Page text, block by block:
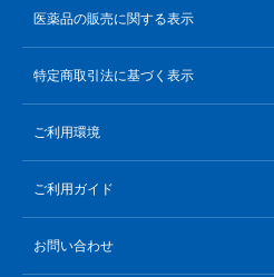
医薬品の販売に関する表示
特定商取引法に基づく表示
ご利用環境
ご利用ガイド
お問い合わせ